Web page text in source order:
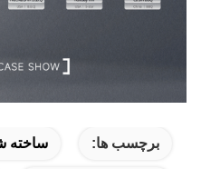
برچسب ها: ساخته